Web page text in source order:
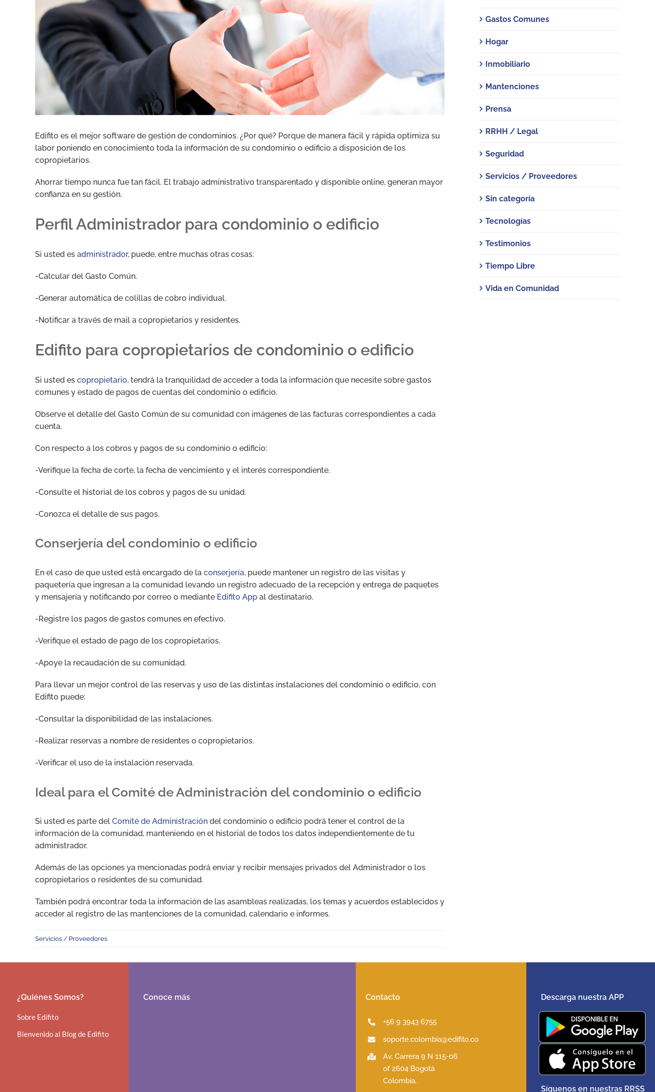
Edifito es el mejor software de gestión de condominios. ¿Por qué? Porque de manera fácil y rápida optimiza su
labor poniendo en conocimiento toda la información de su condominio o edificio a disposición de los
copropietarios.
Ahorrar tiempo nunca fue tan fácil. El trabajo administrativo transparentado y disponible online, generan mayor
confianza en su gestión.
Perfil Administrador para condominio o edificio
Si usted es administrador, puede, entre muchas otras cosas:
-Calcular del Gasto Común.
-Generar automática de colillas de cobro individual.
-Notificar a través de mail a copropietarios y residentes.
Edifito para copropietarios de condominio o edificio
Si usted es copropietario, tendrá la tranquilidad de acceder a toda la información que necesite sobre gastos
comunes y estado de pagos de cuentas del condominio o edificio.
Observe el detalle del Gasto Común de su comunidad con imágenes de las facturas correspondientes a cada
cuenta.
Con respecto a los cobros y pagos de su condominio o edificio:
-Verifique la fecha de corte, la fecha de vencimiento y el interés correspondiente.
-Consulte el historial de los cobros y pagos de su unidad.
-Conozca el detalle de sus pagos.
Conserjería del condominio o edificio
En el caso de que usted está encargado de la conserjería, puede mantener un registro de las visitas y
paquetería que ingresan a la comunidad levando un registro adecuado de la recepción y entrega de paquetes
y mensajería y notificando por correo o mediante Edifito App al destinatario.
-Registre los pagos de gastos comunes en efectivo.
-Verifique el estado de pago de los copropietarios.
-Apoye la recaudación de su comunidad.
Para llevar un mejor control de las reservas y uso de las distintas instalaciones del condominio o edificio, con
Edifito puede:
-Consultar la disponibilidad de las instalaciones.
-Realizar reservas a nombre de residentes o copropietarios.
-Verificar el uso de la instalación reservada.
Ideal para el Comité de Administración del condominio o edificio
Si usted es parte del Comité de Administración del condominio o edificio podrá tener el control de la
información de la comunidad, manteniendo en el historial de todos los datos independientemente de tu
administrador.
Además de las opciones ya mencionadas podrá enviar y recibir mensajes privados del Administrador o los
copropietarios o residentes de su comunidad.
También podrá encontrar toda la información de las asambleas realizadas, los temas y acuerdos establecidos y
acceder al registro de las mantenciones de la comunidad, calendario e informes.
Servicios / Proveedores
Gastos Comunes
Hogar
Inmobiliario
Mantenciones
Prensa
RRHH / Legal
Seguridad
Servicios / Proveedores
Sin categoría
Tecnologías
Testimonios
Tiempo Libre
Vida en Comunidad
¿Quiénes Somos?
Sobre Edifito
Bienvenido al Blog de Edifito
Conoce más Contacto
+56 9 3943 6755
soporte.colombia@edifito.co
Av. Carrera 9 N 115-06
of 2604 Bogotá
Colombia.
Descarga nuestra APP
Síguenos en nuestras RRSS